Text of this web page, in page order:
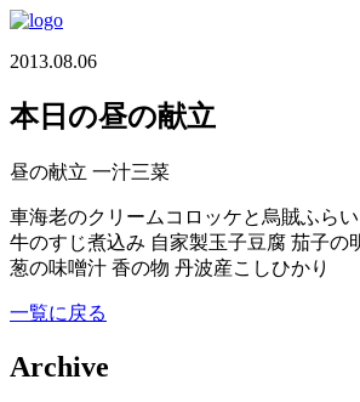
2013.08.06
本日の昼の献立
昼の献立 一汁三菜
車海老のクリームコロッケと烏賊ふら
牛のすじ煮込み 自家製玉子豆腐 茄子の
葱の味噌汁 香の物 丹波産こしひかり
一覧に戻る
Archive